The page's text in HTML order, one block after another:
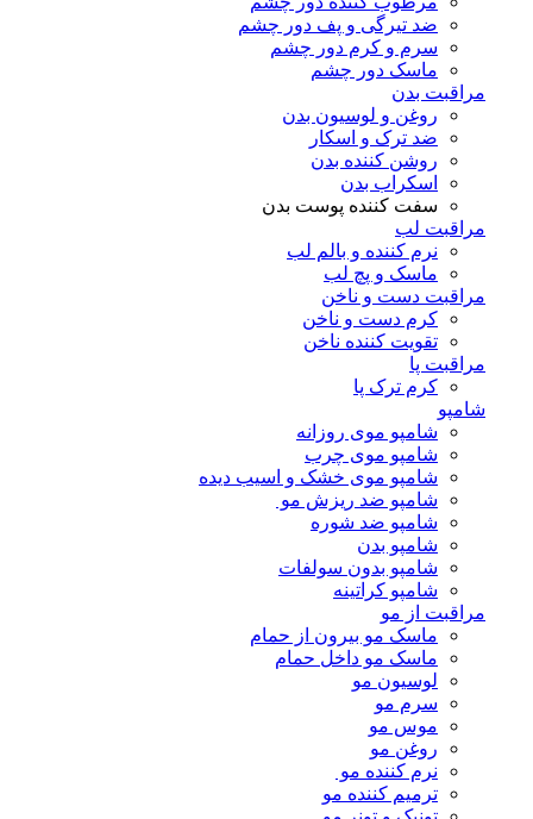
ضد تیرگی و پف دور چشم
سرم و کرم دور چشم
ماسک دور چشم
مراقبت بدن
روغن و لوسیون بدن
ضد ترک و اسکار
روشن کننده بدن
اسکراب بدن
سفت کننده پوست بدن
مراقبت لب
نرم کننده و بالم لب
ماسک و پچ لب
مراقبت دست و ناخن
کرم دست و ناخن
تقویت کننده ناخن
مراقبت پا
کرم ترک پا
شامپو
شامپو موی روزانه
شامپو موی چرب
شامپو موی خشک و اسیب دیده
شامپو ضد ریزش مو
شامپو ضد شوره
شامپو بدن
شامپو بدون سولفات
شامپو کراتینه
مراقبت از مو
ماسک مو بیرون از حمام
ماسک مو داخل حمام
لوسیون مو
سرم مو
موس مو
روغن مو
نرم کننده مو
ترمیم کننده مو